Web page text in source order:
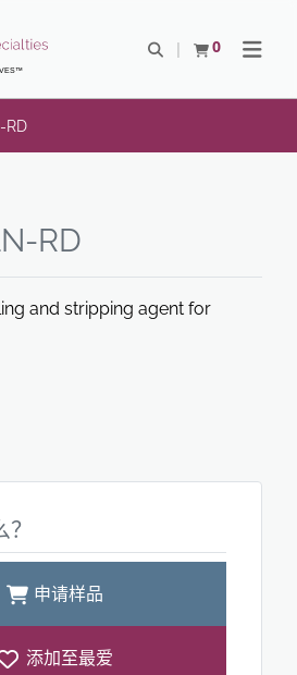
Open Search
0
查看购物车Open
RD
RD
and stripping agent for
申请样品
添加至最爱